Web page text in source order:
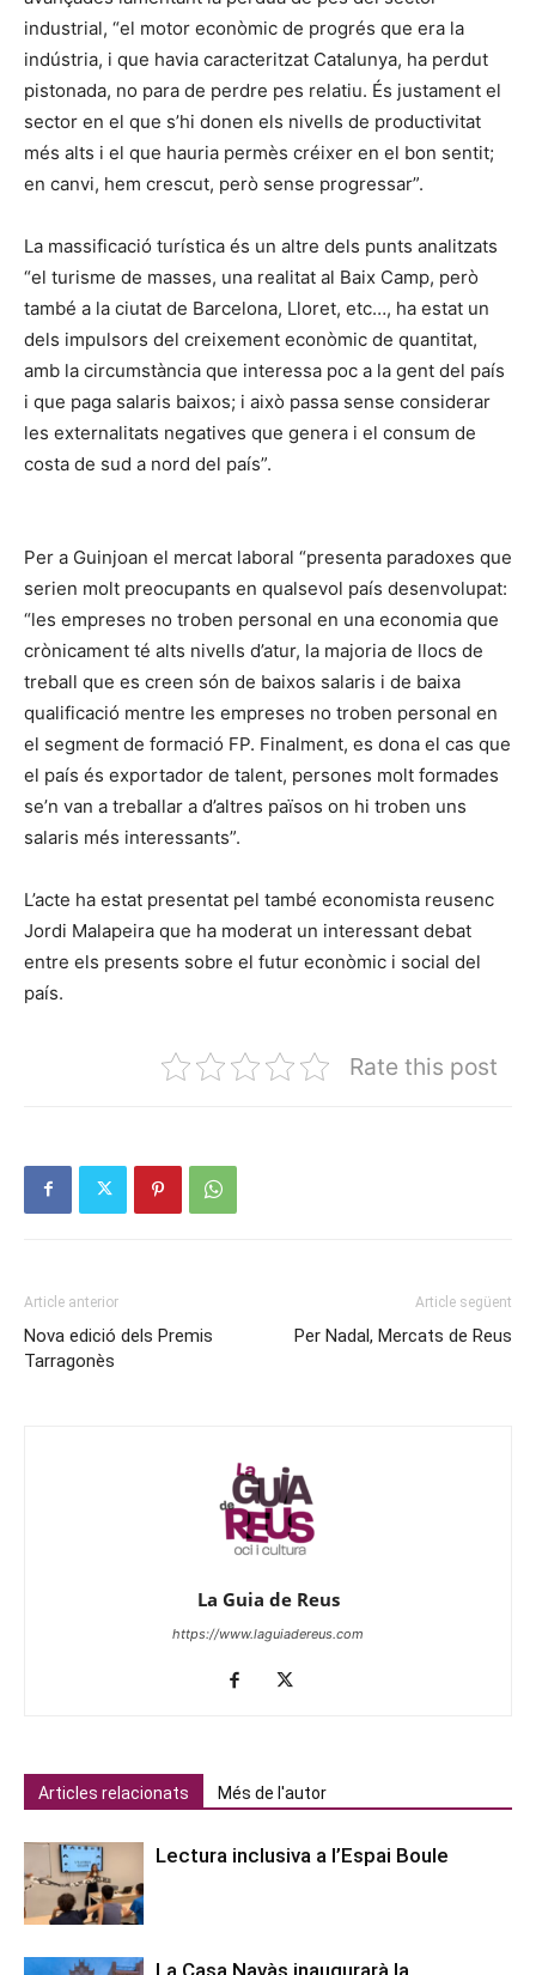
industrial, “el motor econòmic de progrés que era la
indústria, i que havia caracteritzat Catalunya, ha perdut
pistonada, no para de perdre pes relatiu. És justament el
sector en el que s’hi donen els nivells de productivitat
més alts i el que hauria permès créixer en el bon sentit;
en canvi, hem crescut, però sense progressar”.
La massificació turística és un altre dels punts analitzats
“el turisme de masses, una realitat al Baix Camp, però
també a la ciutat de Barcelona, Lloret, etc…, ha estat un
dels impulsors del creixement econòmic de quantitat,
amb la circumstància que interessa poc a la gent del país
i que paga salaris baixos; i això passa sense considerar
les externalitats negatives que genera i el consum de
costa de sud a nord del país”.
Per a Guinjoan el mercat laboral “presenta paradoxes que
serien molt preocupants en qualsevol país desenvolupat:
“les empreses no troben personal en una economia que
crònicament té alts nivells d’atur, la majoria de llocs de
treball que es creen són de baixos salaris i de baixa
qualificació mentre les empreses no troben personal en
el segment de formació FP. Finalment, es dona el cas que
el país és exportador de talent, persones molt formades
se’n van a treballar a d’altres països on hi troben uns
salaris més interessants”.
L’acte ha estat presentat pel també economista reusenc
Jordi Malapeira que ha moderat un interessant debat
entre els presents sobre el futur econòmic i social del
país.
Rate this post
Article anterior
Nova edició dels Premis
Tarragonès
Article següent
Per Nadal, Mercats de Reus
La Guia de Reus
https://www.laguiadereus.com
Articles relacionats Més de l'autor
Lectura inclusiva a l’Espai Boule
La Casa Navàs inaugurarà la